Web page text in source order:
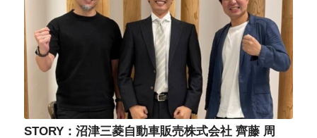
STORY：沼津三菱自動車販売株式会社 齊藤 周